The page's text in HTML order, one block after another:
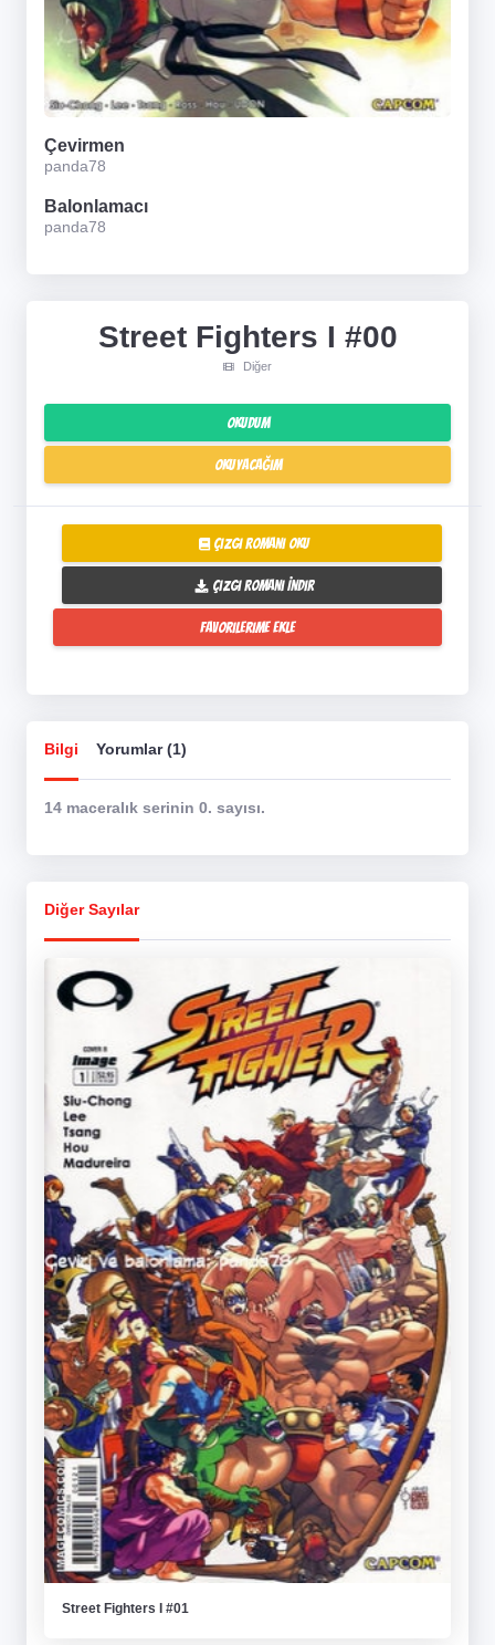
Çevirmen
panda78
Balonlamacı
panda78
Street Fighters I #00
Diğer
Okudum
Okuyacağım
Çizgi Romanı Oku
Çizgi Romanı İndir
Favorilerime Ekle
Bilgi Yorumlar (1)
14 maceralık serinin 0. sayısı.
Diğer Sayılar
Street Fighters I #01